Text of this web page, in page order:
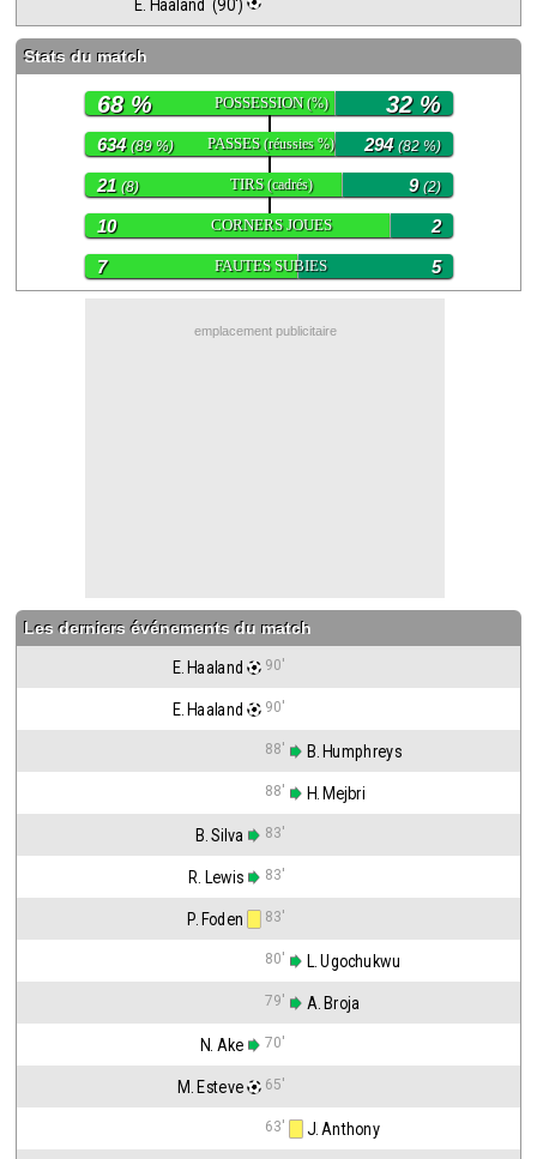
E. Haaland  (90')
Stats du match
POSSESSION(%)
68 % 32 %
PASSES(réussies %)
634 (89 %) 294 (82 %)
TIRS(cadrés)
21 (8) 9(2)
CORNERS JOUES
10 2
FAUTES SUBIES
7 5
emplacement publicitaire
Les derniers événements du match
E. Haaland 90'
E. Haaland 90'
88' B. Humphreys
88' H. Mejbri
B. Silva 83'
R. Lewis 83'
P. Foden 83'
80' L. Ugochukwu
79' A. Broja
N. Ake 70'
M. Esteve 65'
63' J. Anthony
Contact / Signaler un bug
Recrutement Maxifoot
Mentions légales
site web Maxifoot.fr